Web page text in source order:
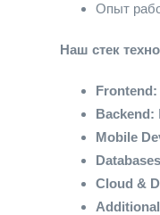
Опыт
Наш стек
Frontend:
Backend:
Mobile
Cloud &